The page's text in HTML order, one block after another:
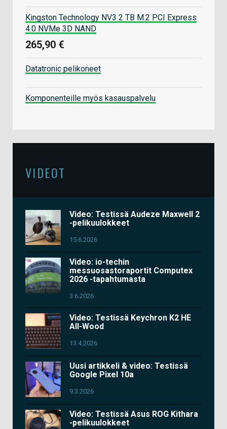
Kingston Technology NV3 2 TB M.2 PCI Express
4.0 NVMe 3D NAND
265,90 €
Datatronic pelikoneet
Komponenteille myös kasauspalvelu
VIDEOT
Video: Testissä Audeze Maxwell 2
-pelikuulokkeet
15.6.2026
Video: io-techin
messuosastoraportit Computex
2026 -tapahtumasta
3.6.2026
Video: Testissä Keychron K2 HE
All-Wood
13.4.2026
Uusi artikkeli & video: Testissä
Google Pixel 10a
9.3.2026
Video: Testissä Asus ROG Kithara
-pelikuulokkeet